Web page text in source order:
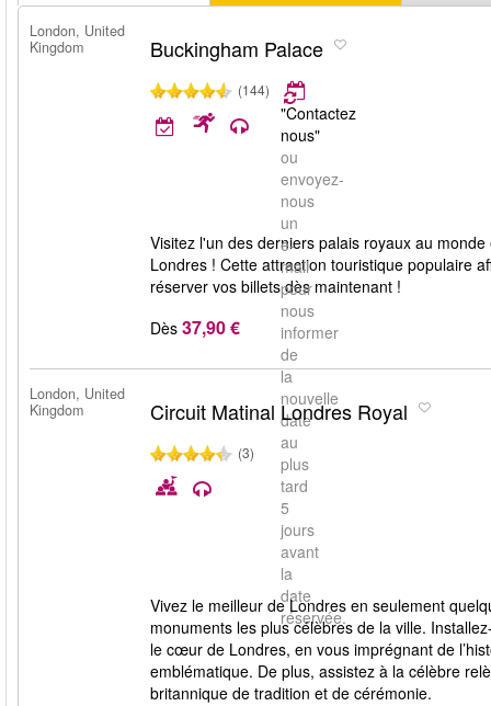
London, United
Kingdom
Buckingham Palace
(144)
"Contactez
nous"
ou
envoyez-
nous
un
e-
mail
pour
nous
informer
de
la
nouvelle
date
au
plus
tard
5
jours
avant
la
date
réservée.
Visitez l'un des derniers palais royaux au
Londres ! Cette attraction touristique populaire
réserver vos billets dès maintenant !
Dès 37,90 €
London, United
Kingdom
Circuit Matinal Londres Royal
(3)
Vivez le meilleur de Londres en seulement
monuments les plus célèbres de la ville.
le cœur de Londres, en vous imprégnant de
emblématique. De plus, assistez à la célèbre
britannique de tradition et de cérémonie.